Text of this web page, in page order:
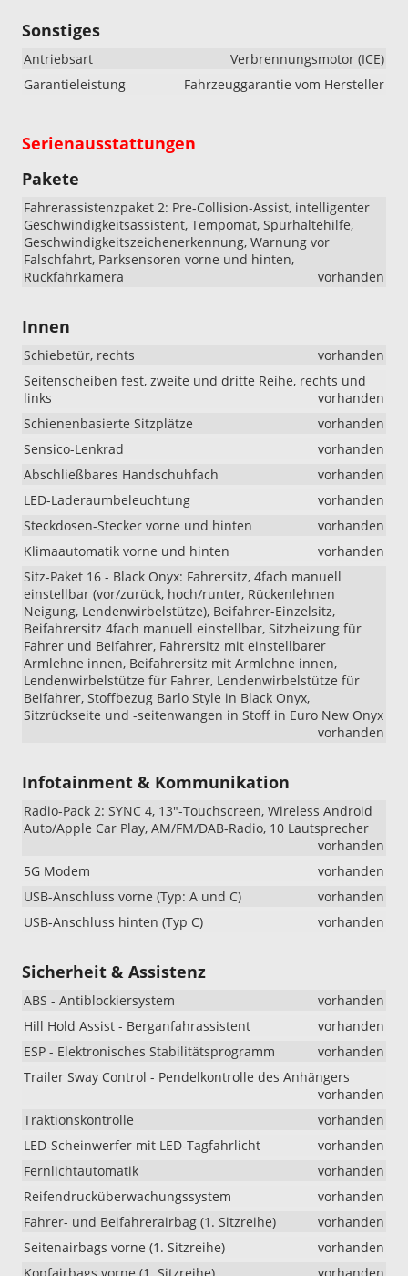
Sonstiges
Antriebsart
Verbrennungsmotor (ICE)
Garantieleistung
Fahrzeuggarantie vom Hersteller
Serienausstattungen
Pakete
Fahrerassistenzpaket 2: Pre-Collision-Assist, intelligenter
Geschwindigkeitsassistent, Tempomat, Spurhaltehilfe,
Geschwindigkeitszeichenerkennung, Warnung vor
Falschfahrt, Parksensoren vorne und hinten,
Rückfahrkamera
vorhanden
Innen
Schiebetür, rechts
vorhanden
Seitenscheiben fest, zweite und dritte Reihe, rechts und
links
vorhanden
Schienenbasierte Sitzplätze
vorhanden
Sensico-Lenkrad
vorhanden
Abschließbares Handschuhfach
vorhanden
LED-Laderaumbeleuchtung
vorhanden
Steckdosen-Stecker vorne und hinten
vorhanden
Klimaautomatik vorne und hinten
vorhanden
Sitz-Paket 16 - Black Onyx: Fahrersitz, 4fach manuell
einstellbar (vor/zurück, hoch/runter, Rückenlehnen
Neigung, Lendenwirbelstütze), Beifahrer-Einzelsitz,
Beifahrersitz 4fach manuell einstellbar, Sitzheizung für
Fahrer und Beifahrer, Fahrersitz mit einstellbarer
Armlehne innen, Beifahrersitz mit Armlehne innen,
Lendenwirbelstütze für Fahrer, Lendenwirbelstütze für
Beifahrer, Stoffbezug Barlo Style in Black Onyx,
Sitzrückseite und -seitenwangen in Stoff in Euro New Onyx
vorhanden
Infotainment & Kommunikation
Radio-Pack 2: SYNC 4, 13"-Touchscreen, Wireless Android
Auto/Apple Car Play, AM/FM/DAB-Radio, 10 Lautsprecher
vorhanden
5G Modem
vorhanden
USB-Anschluss vorne (Typ: A und C)
vorhanden
USB-Anschluss hinten (Typ C)
vorhanden
Sicherheit & Assistenz
ABS - Antiblockiersystem
vorhanden
Hill Hold Assist - Berganfahrassistent
vorhanden
ESP - Elektronisches Stabilitätsprogramm
vorhanden
Trailer Sway Control - Pendelkontrolle des Anhängers
vorhanden
Traktionskontrolle
vorhanden
LED-Scheinwerfer mit LED-Tagfahrlicht
vorhanden
Fernlichtautomatik
vorhanden
Reifendrucküberwachungssystem
vorhanden
Fahrer- und Beifahrerairbag (1. Sitzreihe)
vorhanden
Seitenairbags vorne (1. Sitzreihe)
vorhanden
Kopfairbags vorne (1. Sitzreihe)
vorhanden